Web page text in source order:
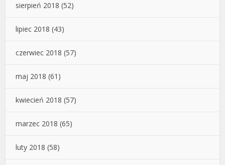
sierpień 2018 (52)
lipiec 2018 (43)
czerwiec 2018 (57)
maj 2018 (61)
kwiecień 2018 (57)
marzec 2018 (65)
luty 2018 (58)